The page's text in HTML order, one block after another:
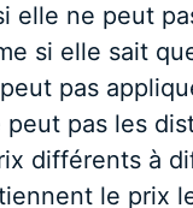
elle ne peut
si elle sait
pas
pas les
différents à
le prix